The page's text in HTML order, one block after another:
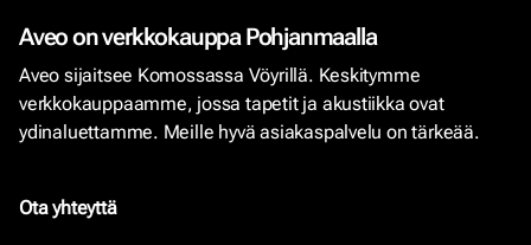
Aveo on verkkokauppa Pohjanmaalla
Aveo sijaitsee Komossassa Vöyrillä. Keskitymme
verkkokauppaamme, jossa tapetit ja akustiikka ovat
ydinaluettamme. Meille hyvä asiakaspalvelu on tärkeää.
Ota yhteyttä